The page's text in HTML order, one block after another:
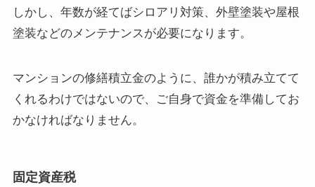
しかし、年数が経てばシロアリ対策、外壁塗装や屋根
塗装などのメンテナンスが必要になります。
マンションの修繕積立金のように、誰かが積み立てて
くれるわけではないので、ご自身で資金を準備してお
かなければなりません。
固定資産税